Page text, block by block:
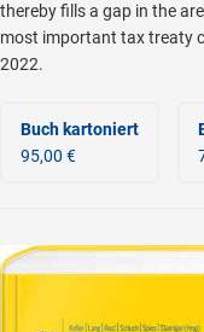
thereby fills a gap in the
most important tax treaty
2022.
Buch kartoniert
95,00 €